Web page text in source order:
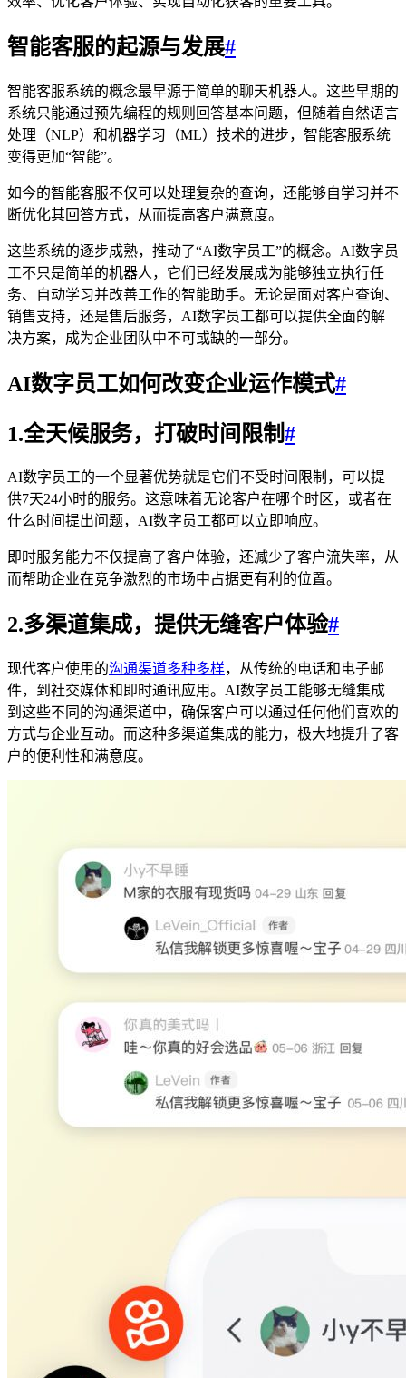
智能客服的起源与发展#
智能客服系统的概念最早源于简单的聊天机器人。这些早期的
系统只能通过预先编程的规则回答基本问题，但随着自然语言
处理（NLP）和机器学习（ML）技术的进步，智能客服系统
变得更加“智能”。
如今的智能客服不仅可以处理复杂的查询，还能够自学习并不
断优化其回答方式，从而提高客户满意度。
这些系统的逐步成熟，推动了“AI数字员工”的概念。AI数字员
工不只是简单的机器人，它们已经发展成为能够独立执行任
务、自动学习并改善工作的智能助手。无论是面对客户查询、
销售支持，还是售后服务，AI数字员工都可以提供全面的解
决方案，成为企业团队中不可或缺的一部分。
AI数字员工如何改变企业运作模式#
1.全天候服务，打破时间限制#
AI数字员工的一个显著优势就是它们不受时间限制，可以提
供7天24小时的服务。这意味着无论客户在哪个时区，或者在
什么时间提出问题，AI数字员工都可以立即响应。
即时服务能力不仅提高了客户体验，还减少了客户流失率，从
而帮助企业在竞争激烈的市场中占据更有利的位置。
2.多渠道集成，提供无缝客户体验#
现代客户使用的沟通渠道多种多样，从传统的电话和电子邮
件，到社交媒体和即时通讯应用。AI数字员工能够无缝集成
到这些不同的沟通渠道中，确保客户可以通过任何他们喜欢的
方式与企业互动。而这种多渠道集成的能力，极大地提升了客
户的便利性和满意度。